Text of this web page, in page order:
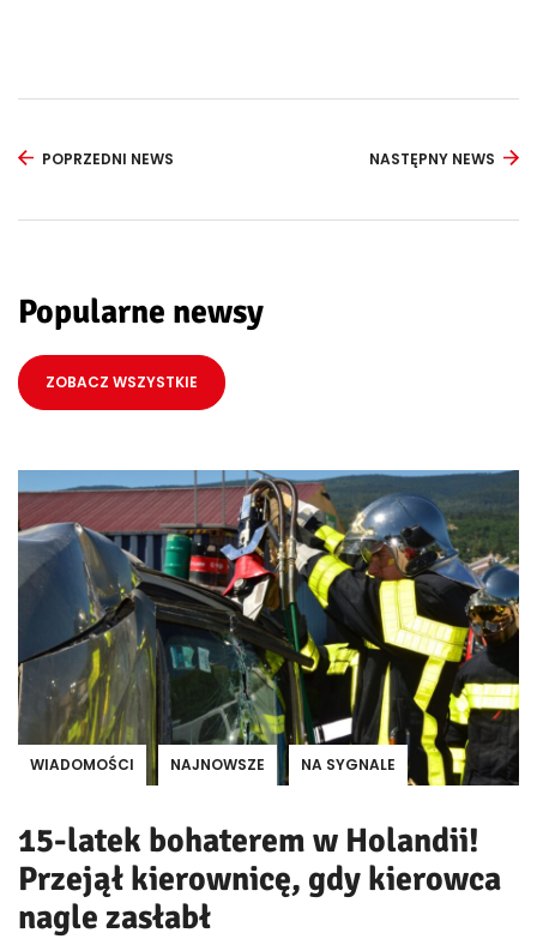
POPRZEDNI NEWS NASTĘPNY NEWS
Popularne newsy
ZOBACZ WSZYSTKIE
WIADOMOŚCI NAJNOWSZE NA SYGNALE
15-latek bohaterem w Holandii!
Przejął kierownicę, gdy kierowca
nagle zasłabł